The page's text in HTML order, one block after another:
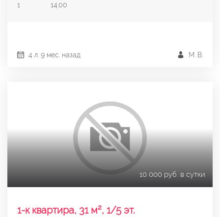
1
14.00
М. В.
4 л. 9 мес. назад
10 000 руб. в сутки
1-к квартира, 31 м², 1/5 эт.